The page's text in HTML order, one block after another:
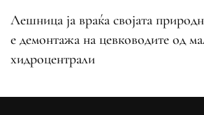
Лешница ја враќа својата
е демонтажа на цевководите од
хидроцентрали